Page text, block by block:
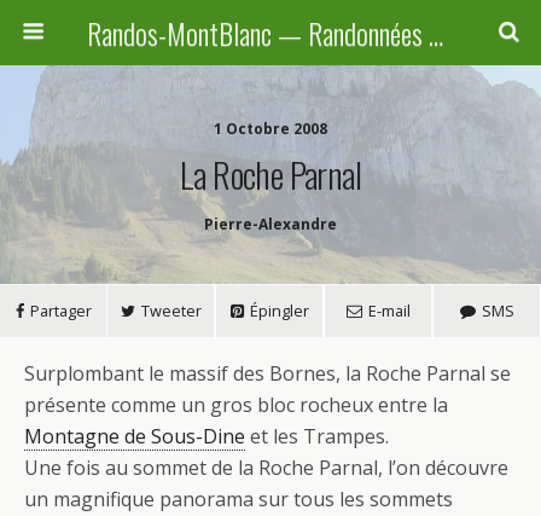
Randos-MontBlanc — Randonnées pédestres familiales en Haute-Savoie, Suisse et Italie
1 Octobre 2008
La Roche Parnal
Pierre-Alexandre
Partager Tweeter Épingler E-mail SMS
Surplombant le massif des Bornes, la Roche Parnal se
présente comme un gros bloc rocheux entre la
Montagne de Sous-Dine et les Trampes.
Une fois au sommet de la Roche Parnal, l’on découvre
un magnifique panorama sur tous les sommets